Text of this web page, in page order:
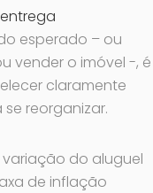
esperado – ou
vender o imóvel -, é
claramente
reorganizar.
do aluguel
de inflação